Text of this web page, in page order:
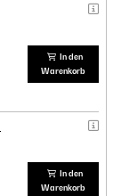
In den
Warenkorb
In den
Warenkorb